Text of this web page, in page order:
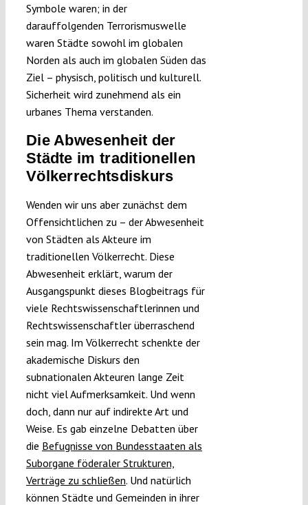
Symbole waren; in der
darauffolgenden Terrorismuswelle
waren Städte sowohl im globalen
Norden als auch im globalen Süden das
Ziel – physisch, politisch und kulturell.
Sicherheit wird zunehmend als ein
urbanes Thema verstanden.
Die Abwesenheit der
Städte im traditionellen
Völkerrechtsdiskurs
Wenden wir uns aber zunächst dem
Offensichtlichen zu – der Abwesenheit
von Städten als Akteure im
traditionellen Völkerrecht. Diese
Abwesenheit erklärt, warum der
Ausgangspunkt dieses Blogbeitrags für
viele Rechtswissenschaftlerinnen und
Rechtswissenschaftler überraschend
sein mag. Im Völkerrecht schenkte der
akademische Diskurs den
subnationalen Akteuren lange Zeit
nicht viel Aufmerksamkeit. Und wenn
doch, dann nur auf indirekte Art und
Weise. Es gab einzelne Debatten über
die Befugnisse von Bundesstaaten als
Suborgane föderaler Strukturen,
Verträge zu schließen. Und natürlich
können Städte und Gemeinden in ihrer